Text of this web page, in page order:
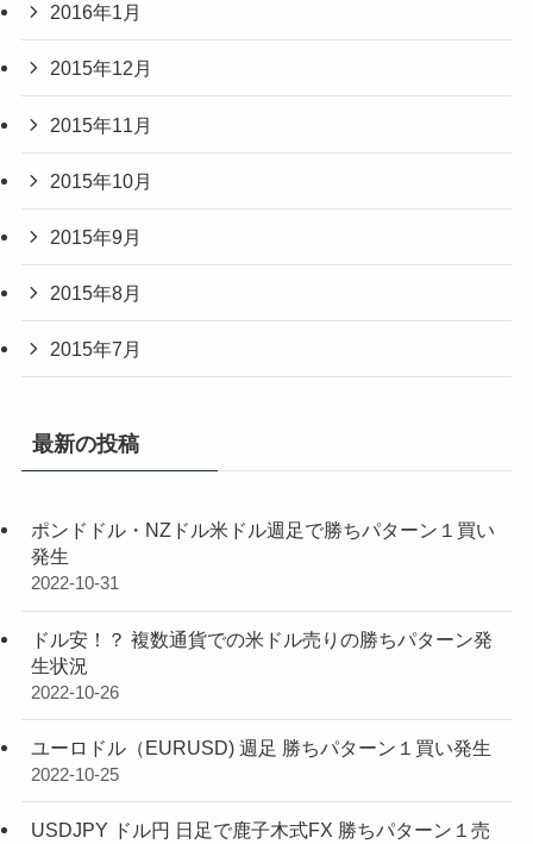
2016年1月
2015年12月
2015年11月
2015年10月
2015年9月
2015年8月
2015年7月
最新の投稿
ポンドドル・NZドル米ドル週足で勝ちパターン１買い
発生
2022-10-31
ドル安！？ 複数通貨での米ドル売りの勝ちパターン発
生状況
2022-10-26
ユーロドル（EURUSD) 週足 勝ちパターン１買い発生
2022-10-25
USDJPY ドル円 日足で鹿子木式FX 勝ちパターン１売